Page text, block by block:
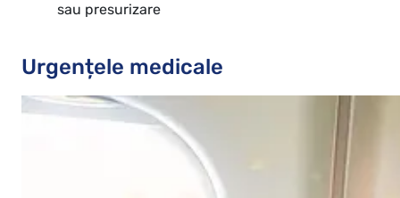
sau presurizare
Urgențele medicale